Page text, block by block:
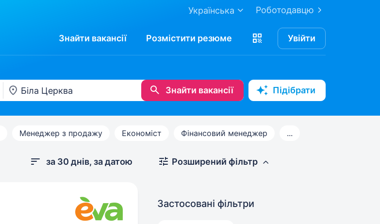
Роботодавцю
Українська
Знайти вакансії Розмістити резюме Увійти
Знайти вакансії Підібрати
Менеджер з продажу Економіст Фінансовий менеджер ...
за 30 днів, за датою Розширений фільтр
Застосовані фільтри